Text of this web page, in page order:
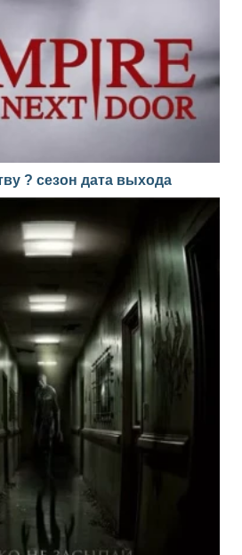
? сезон дата выхода